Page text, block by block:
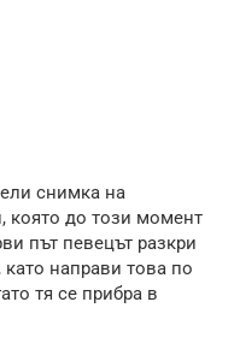
снимка на
която до този момент
път певецът разкри
направи това по
тя се прибра в